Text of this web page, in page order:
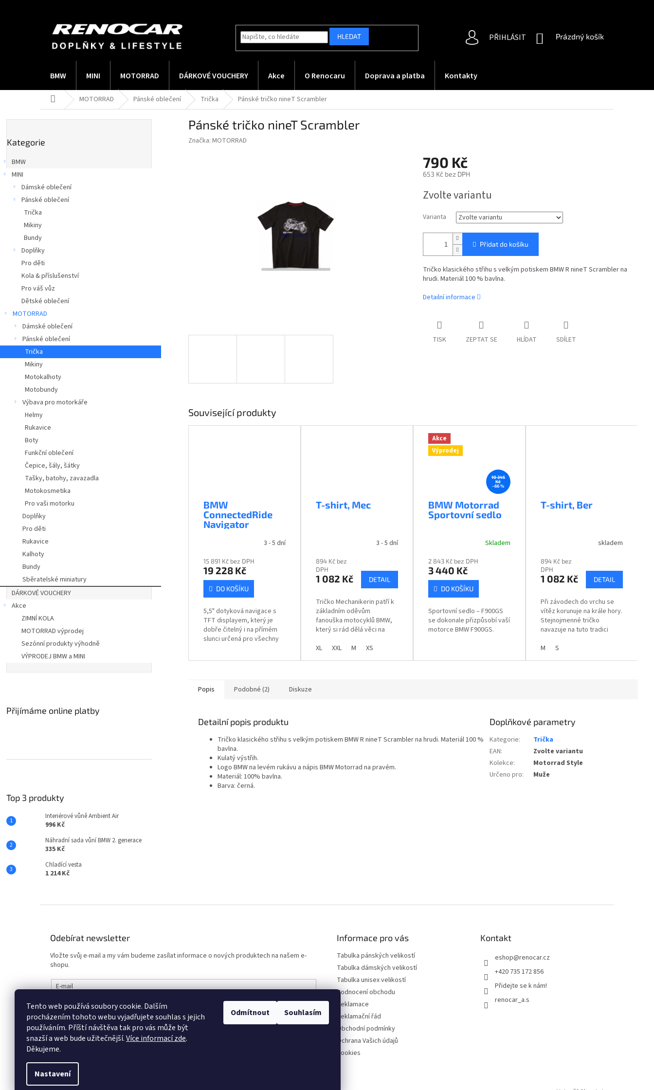
Tento web používá soubory cookie. Dalším
procházením tohoto webu vyjadřujete souhlas s jejich
používáním. Příští návštěva tak pro vás může být
snazší a web bude užitečnější.Více informací zde.
Děkujeme.
Nastavení
Odmítnout Souhlasím
HLEDAT PŘIHLÁSIT
NÁKUPNÍ
Prázdný košík
BMW MINI MOTORRAD DÁRKOVÉ VOUCHERY Akce O Renocaru Doprava a platba Kontakty
Domů MOTORRAD Pánské oblečení Trička Pánské tričko nineT Scrambler
t
a
n
kategorie
Kategorie
BMW
MINI
Dámské oblečení
Pánské oblečení
Trička
Mikiny
Bundy
Doplňky
Pro děti
Kola & příslušenství
Pro váš vůz
Dětské oblečení
MOTORRAD
Dámské oblečení
Pánské oblečení
Trička
Mikiny
Motokalhoty
Motobundy
Výbava pro motorkáře
Helmy
Rukavice
Boty
Funkční oblečení
Čepice, šály, šátky
Tašky, batohy, zavazadla
Motokosmetika
Pro vaši motorku
Doplňky
Pro děti
Rukavice
Kalhoty
Bundy
Sběratelské miniatury
DÁRKOVÉ VOUCHERY
Akce
ZIMNÍ KOLA
MOTORRAD výprodej
Sezónní produkty výhodně
VÝPRODEJ BMW a MINI
Přijímáme online platby
Top 3 produkty
Interiérové vůně Ambient Air
996 Kč
Náhradní sada vůní BMW 2. generace
335 Kč
Chladící vesta
1 214 Kč
Pánské tričko nineT Scrambler
Značka:MOTORRAD
790 Kč
653 Kč bez DPH
cena:
Zvolte variantu
Varianta
Přidat do košíku
Tričko klasického střihu s velkým potiskem BMW R nineT Scrambler na
hrudi. Materiál 100 % bavlna.
Detailní informace
TISK ZEPTAT SE HLÍDAT SDÍLET
Související produkty
BMW
ConnectedRide
Navigator
3 - 5 dní
15 891 Kč bez DPH
19 228 Kč
DO KOŠÍKU
5,5" dotyková navigace s
TFT displayem, který je
dobře čitelný i na přímém
slunci určená pro všechny
T-shirt, Mec
3 - 5 dní
894 Kč bez
DPH
1 082 Kč DETAIL
Tričko Mechanikerin patří k
základním oděvům
fanouška motocyklů BMW,
který si rád dělá věci na
Průvodce velikostmi
XL XXL M XS
Akce
Výprodej
10 345
Kč
–66 %
BMW Motorrad
Sportovní sedlo
Skladem
2 843 Kč bez DPH
3 440 Kč
DO KOŠÍKU
Sportovní sedlo – F900GS
se dokonale přizpůsobí vaší
motorce BMW F900GS.
T-shirt, Ber
skladem
894 Kč bez
DPH
1 082 Kč DETAIL
Při závodech do vrchu se
vítěz korunuje na krále hory.
Stejnojmenné tričko
navazuje na tuto tradici
cestě na vrchol. 100%
M S
Popis Podobné (2) Diskuze
Detailní popis produktu
Tričko klasického střihu s velkým potiskem BMW R nineT Scrambler na hrudi. Materiál 100 %
bavlna.
Kulatý výstřih.
Logo BMW na levém rukávu a nápis BMW Motorrad na pravém.
Materiál: 100% bavlna.
Barva: černá.
Doplňkové parametry
Kategorie:
Trička
EAN:
Zvolte variantu
Kolekce:
Motorrad Style
Určeno pro: Muže
Odebírat newsletter
Vložte svůj e-mail a my vám budeme zasílat informace o nových produktech na našem e-
shopu.
E-mail
Vložením e-mailu souhlasíte s podmínkami ochrany osobních údajů
PŘIHLÁSIT SE
Informace pro vás
Tabulka pánských velikostí
Tabulka dámských velikostí
Tabulka unisex velikostí
Hodnocení obchodu
Reklamace
Reklamační řád
Obchodní podmínky
Ochrana Vašich údajů
Cookies
Kontakt
eshop@renocar.cz
+420 735 172 856
Přidejte se k nám!
renocar_a.s